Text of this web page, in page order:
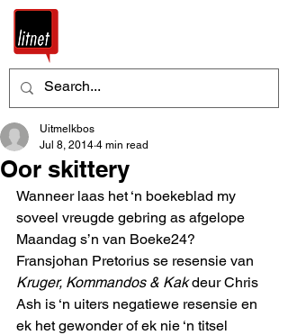
Oor skittery
Uitmelkbos
Jul 8, 2014 4 min read
Wanneer laas het ‘n boekeblad my
soveel vreugde gebring as afgelope
Maandag s’n van Boeke24?
Fransjohan Pretorius se resensie van
Kruger, Kommandos & Kak deur Chris
Ash is ‘n uiters negatiewe resensie en
ek het gewonder of ek nie ‘n titsel